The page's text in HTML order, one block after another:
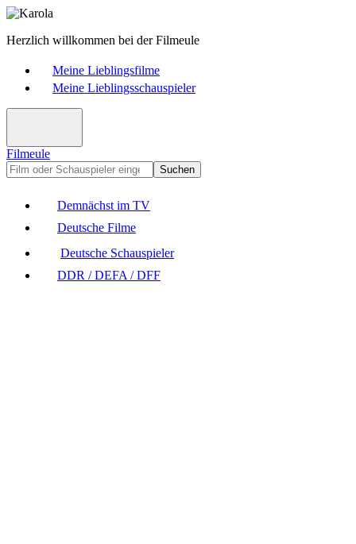
Herzlich willkommen bei der Filmeule
Meine Lieblingsfilme
Meine Lieblingsschauspieler
Filmeule
Suchen
Demnächst im TV
Deutsche Filme
Deutsche Schauspieler
DDR / DEFA / DFF